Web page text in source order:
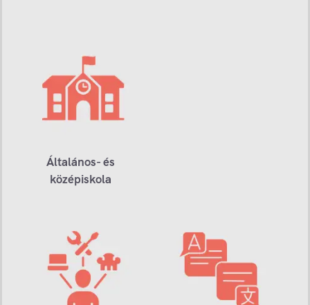
Általános- és
középiskola